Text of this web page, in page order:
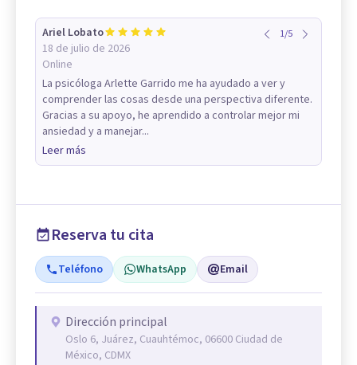
Ariel Lobato
18 de julio de 2026
Online
1/5
La psicóloga Arlette Garrido me ha ayudado a ver y
comprender las cosas desde una perspectiva diferente.
Gracias a su apoyo, he aprendido a controlar mejor mi
ansiedad y a manejar...
Leer más
Reserva tu cita
Teléfono WhatsApp Email
Dirección principal
Oslo 6, Juárez, Cuauhtémoc, 06600 Ciudad de
México, CDMX